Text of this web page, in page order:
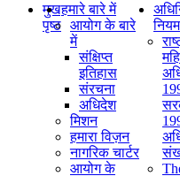
मुख
पृष्ठ
हमारे बारे में
आयोग के बारे
में
संक्षिप्‍त
इतिहास
संरचना
अधिदेश
मिशन
हमारा विज़न
नागरिक चार्टर
आयोग के
नियम